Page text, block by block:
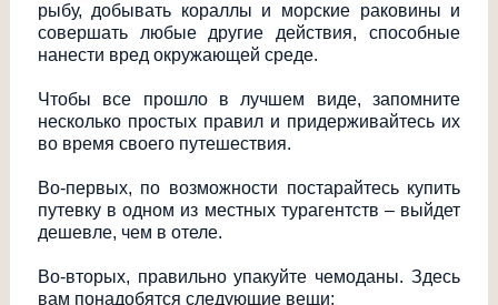
рыбу, добывать кораллы и морские раковины и
совершать любые другие действия, способные
нанести вред окружающей среде.
Чтобы все прошло в лучшем виде, запомните
несколько простых правил и придерживайтесь их
во время своего путешествия.
Во-первых, по возможности постарайтесь купить
путевку в одном из местных турагентств – выйдет
дешевле, чем в отеле.
Во-вторых, правильно упакуйте чемоданы. Здесь
вам понадобятся следующие вещи: